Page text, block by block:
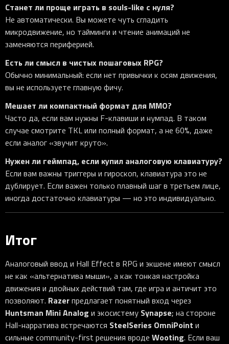
Станет ли проще играть в souls-like с нуля?
Не автоматически. Вы можете чуть сгладить
микродвижение, но тайминги и чтение анимаций не
заменяются периферией.
Есть ли смысл в чистых пошаговых RPG?
Обычно минимальный: если нет привычки к осям движения,
вы не используете главную фичу.
Мешает ли компактный формат для MMO?
Часто да, если вам нужны F-клавиши и нумпад. В таком
случае смотрите TKL или полный формат, а не 60%, даже
если аналог «звучит круто».
Нужен ли геймпад, если купил аналоговую клавиатуру?
Если вам важны триггеры и гироскоп, клавиатура это не
дублирует. Если важен только плавный шаг в третьем лице,
иногда достаточно клавиатуры — но это индивидуально.
Итог
Аналоговый ввод и Hall Effect в RPG и экшене имеют смысл
не как «альтернатива мыши», а как тонкая настройка
движения и двойных действий там, где игра и античит это
позволяют. Razerпредлагает понятный вход через
Huntsman Mini Analog и экосистему Synapse; на стороне
Hall-нарратива встречаются SteelSeries OmniPoint и
сильные community-first решения вроде Wooting. Если ваш